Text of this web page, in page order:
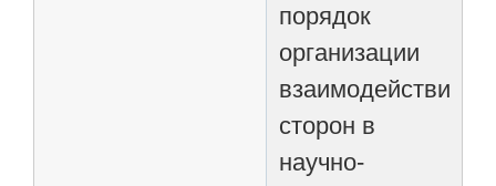
порядок
организации
взаимодействия
сторон в
научно-